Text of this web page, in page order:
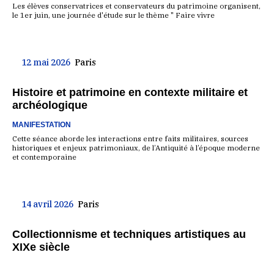
Les élèves conservatrices et conservateurs du patrimoine organisent,
le 1er juin, une journée d'étude sur le thème " Faire vivre
12 mai 2026 Paris
Histoire et patrimoine en contexte militaire et
archéologique
MANIFESTATION
Cette séance aborde les interactions entre faits militaires, sources
historiques et enjeux patrimoniaux, de l’Antiquité à l’époque moderne
et contemporaine
14 avril 2026 Paris
Collectionnisme et techniques artistiques au
XIXe siècle